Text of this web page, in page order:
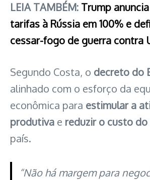
LEIA TAMBÉM: Trump
tarifas à Rússia em 100% e
cessar-fogo de guerra contra
Segundo Costa, o decreto do
alinhado com o esforço da
econômica para estimular a
produtiva e reduzir o custo
país.
“Não há margem para